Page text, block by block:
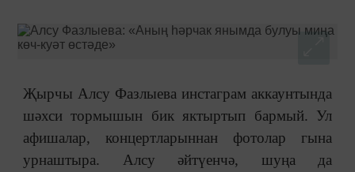
Җырчы Алсу Фазлыева инстаграм аккаунтында
шәхси тормышын бик яктыртып бармый. Ул
афишалар, концертларыннан фотолар гына
урнаштыра. Алсу әйтүенчә, шуңа да